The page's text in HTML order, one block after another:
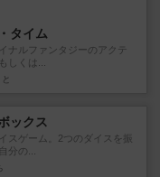
タイム
ナルファンタジーのアクテ
しくは...
ックス
スゲーム。2つのダイスを振
分の...